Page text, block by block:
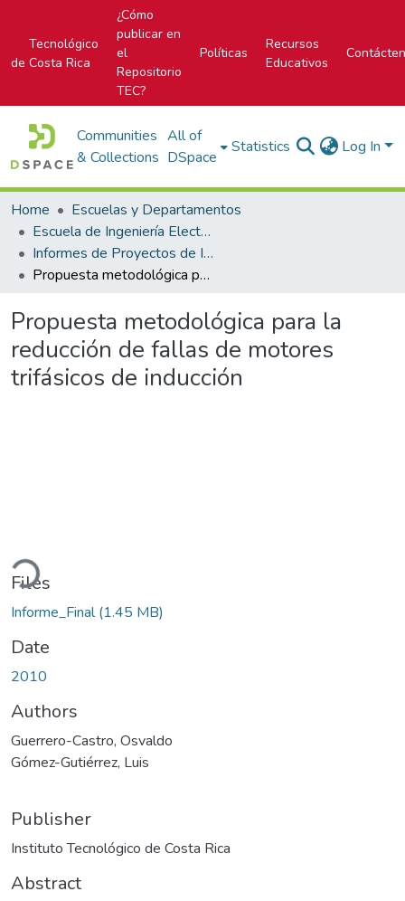
Tecnológico
de Costa Rica
¿Cómo
publicar en
el
Repositorio
TEC?
Políticas
Recursos
Educativos
Communities
& Collections
All of
DSpace
Statistics Log In
Home
Escuelas y Departamentos
Escuela de Ingeniería Electromecánica
Informes de Proyectos de Investigación
Propuesta metodológica para la reducción de fallas de motores trifásicos de inducción
Propuesta metodológica para la
reducción de fallas de motores
trifásicos de inducción
Files
Informe_Final(1.45 MB)
Date
2010
Authors
Guerrero-Castro, Osvaldo
Gómez-Gutiérrez, Luis
Publisher
Instituto Tecnológico de Costa Rica
Abstract